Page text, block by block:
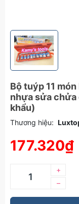
Bộ tuýp 11
nhựa sửa chửa
khẩu)
Thương hiệu:
177.320₫
–
+